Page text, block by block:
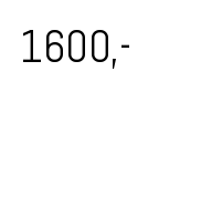
1600,-